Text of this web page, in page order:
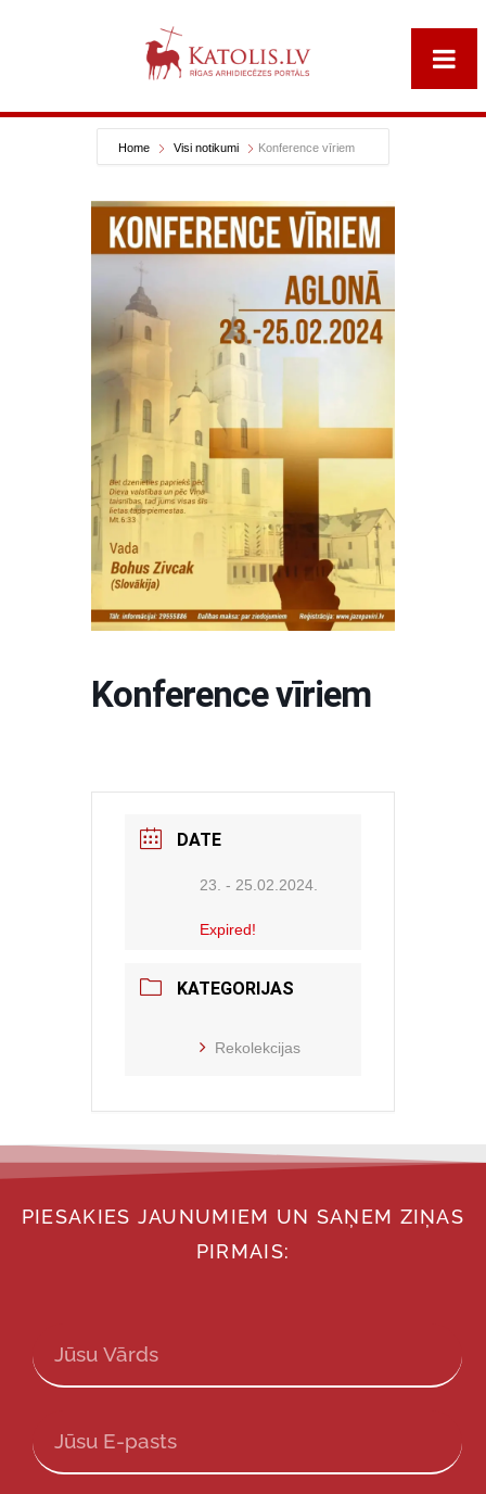
Home Visi notikumi Konference vīriem
Konference vīriem
DATE
23. - 25.02.2024.
Expired!
KATEGORIJAS
Rekolekcijas
PIESAKIES JAUNUMIEM UN SAŅEM ZIŅAS
PIRMAIS: